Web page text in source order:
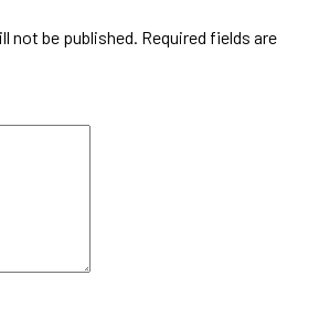
not be published. Required fields are